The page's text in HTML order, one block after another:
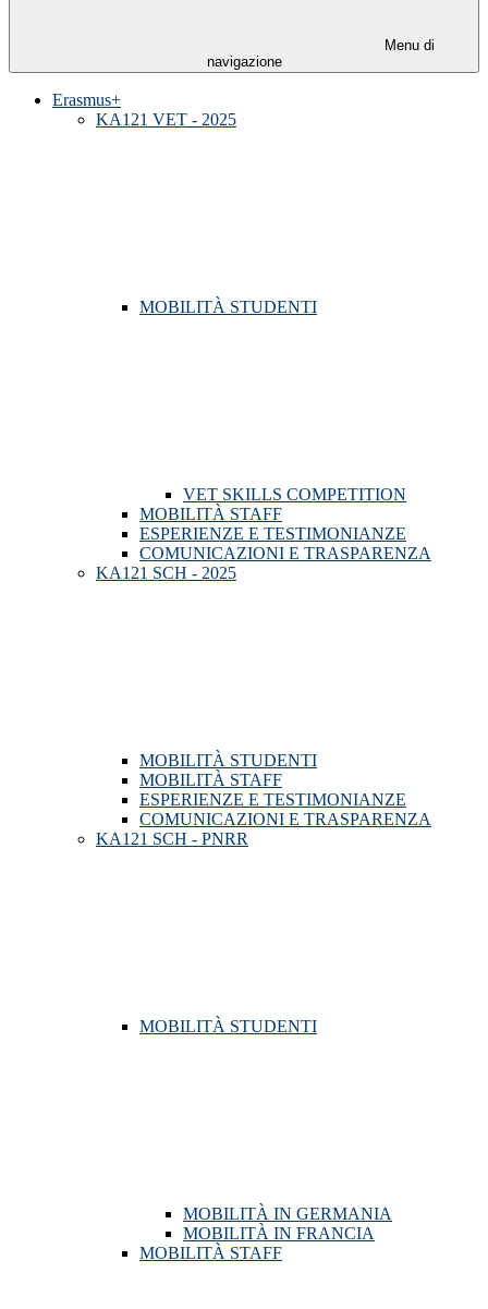
Menu di
navigazione
Erasmus+
KA121 VET - 2025
MOBILITÀ STUDENTI
VET SKILLS COMPETITION
MOBILITÀ STAFF
ESPERIENZE E TESTIMONIANZE
COMUNICAZIONI E TRASPARENZA
KA121 SCH - 2025
MOBILITÀ STUDENTI
MOBILITÀ STAFF
ESPERIENZE E TESTIMONIANZE
COMUNICAZIONI E TRASPARENZA
KA121 SCH - PNRR
MOBILITÀ STUDENTI
MOBILITÀ IN GERMANIA
MOBILITÀ IN FRANCIA
MOBILITÀ STAFF